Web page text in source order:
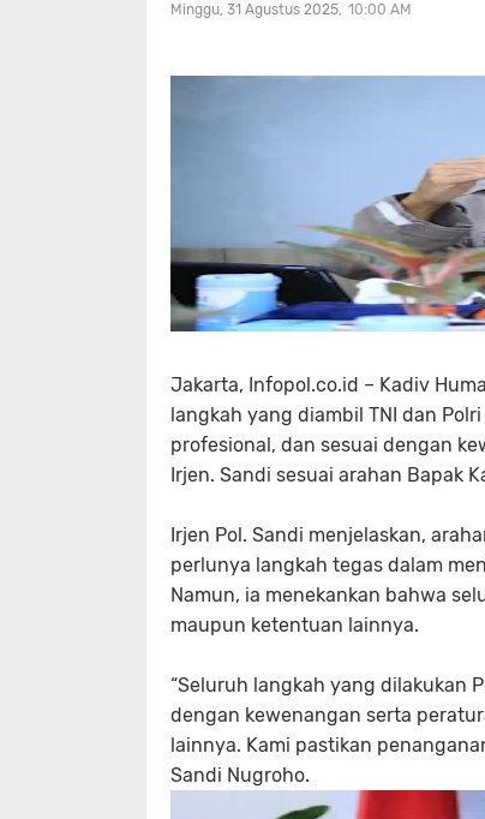
Minggu, 31 Agustus 2025 10:00 AM
Jakarta, Infopol.co.id – Kadiv
langkah yang diambil TNI dan
profesional, dan sesuai dengan
Irjen. Sandi sesuai arahan Bapak
Irjen Pol. Sandi menjelaskan,
perlunya langkah tegas dalam
Namun, ia menekankan bahwa
maupun ketentuan lainnya.
“Seluruh langkah yang dilakukan
dengan kewenangan serta
lainnya. Kami pastikan
Sandi Nugroho.